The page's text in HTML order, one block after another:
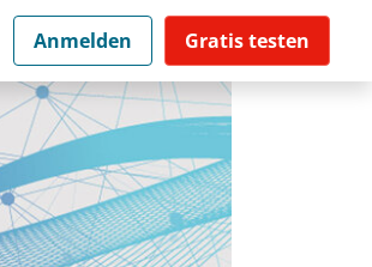
Anmelden Gratis testen